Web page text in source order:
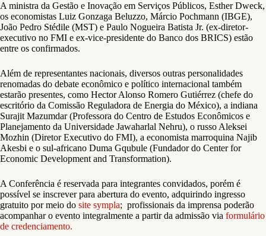
A ministra da Gestão e Inovação em Serviços Públicos, Esther Dweck,
os economistas Luiz Gonzaga Beluzzo, Márcio Pochmann (IBGE),
João Pedro Stédile (MST) e Paulo Nogueira Batista Jr. (ex-diretor-
executivo no FMI e ex-vice-presidente do Banco dos BRICS) estão
entre os confirmados.
Além de representantes nacionais, diversos outras personalidades
renomadas do debate econômico e político internacional também
estarão presentes, como Hector Alonso Romero Gutiérrez (chefe do
escritório da Comissão Reguladora de Energia do México), a indiana
Surajit Mazumdar (Professora do Centro de Estudos Econômicos e
Planejamento da Universidade Jawaharlal Nehru), o russo Aleksei
Mozhin (Diretor Executivo do FMI), a economista marroquina Najib
Akesbi e o sul-africano Duma Gqubule (Fundador do Center for
Economic Development and Transformation).
A Conferência é reservada para integrantes convidados, porém é
possível se inscrever para abertura do evento, adquirindo ingresso
gratuito por meio do site sympla; profissionais da imprensa poderão
acompanhar o evento integralmente a partir da admissão via formulário
de credenciamento.